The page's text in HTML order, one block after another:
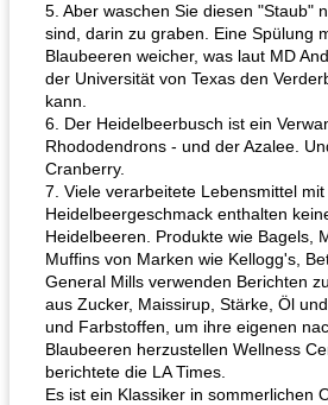
5. Aber waschen Sie diesen "Staub"
sind, darin zu graben. Eine Spülung
Blaubeeren weicher, was laut MD
der Universität von Texas den
kann.
6. Der Heidelbeerbusch ist ein
Rhododendrons - und der Azalee.
Cranberry.
7. Viele verarbeitete Lebensmittel mit
Heidelbeergeschmack enthalten
Heidelbeeren. Produkte wie Bagels,
Muffins von Marken wie Kellogg's,
General Mills verwenden Berichten
aus Zucker, Maissirup, Stärke, Öl
und Farbstoffen, um ihre eigenen
Blaubeeren herzustellen Wellness
berichtete die LA Times.
Es ist ein Klassiker in sommerlichen